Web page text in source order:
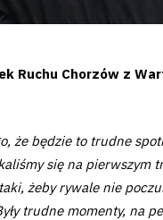
Ruchu Chorzów z
że będzie to trudne
się na pierwszym
żeby rywale nie
trudne momenty, na